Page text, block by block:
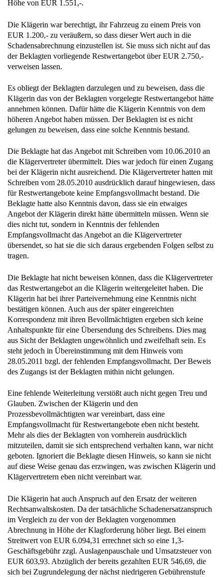
Höhe von EUR 1.551,-.
Die Klägerin war berechtigt, ihr Fahrzeug zu einem Preis von
EUR 1.200,- zu veräußern, so dass dieser Wert auch in die
Schadensabrechnung einzustellen ist. Sie muss sich nicht auf das
der Beklagten vorliegende Restwertangebot über EUR 2.750,-
verweisen lassen.
Es obliegt der Beklagten darzulegen und zu beweisen, dass die
Klägerin das von der Beklagten vorgelegte Restwertangebot hätte
annehmen können. Dafür hätte die Klägerin Kenntnis von dem
höheren Angebot haben müssen. Der Beklagten ist es nicht
gelungen zu beweisen, dass eine solche Kenntnis bestand.
Die Beklagte hat das Angebot mit Schreiben vom 10.06.2010 an
die Klägervertreter übermittelt. Dies war jedoch für einen Zugang
bei der Klägerin nicht ausreichend. Die Klägervertreter hatten mit
Schreiben vom 28.05.2010 ausdrücklich darauf hingewiesen, dass
für Restwertangebote keine Empfangsvollmacht bestand. Die
Beklagte hatte also Kenntnis davon, dass sie ein etwaiges
Angebot der Klägerin direkt hätte übermitteln müssen. Wenn sie
dies nicht tut, sondern in Kenntnis der fehlenden
Empfangsvollmacht das Angebot an die Klägervertreter
übersendet, so hat sie die sich daraus ergebenden Folgen selbst zu
tragen.
Die Beklagte hat nicht beweisen können, dass die Klägervertreter
das Restwertangebot an die Klägerin weitergeleitet haben. Die
Klägerin hat bei ihrer Parteivernehmung eine Kenntnis nicht
bestätigen können. Auch aus der später eingereichten
Korrespondenz mit ihren Bevollmächtigten ergeben sich keine
Anhaltspunkte für eine Übersendung des Schreibens. Dies mag
aus Sicht der Beklagten ungewöhnlich und zweifelhaft sein. Es
steht jedoch in Übereinstimmung mit dem Hinweis vom
28.05.2011 bzgl. der fehlenden Empfangsvollmacht. Der Beweis
des Zugangs ist der Beklagten mithin nicht gelungen.
Eine fehlende Weiterleitung verstößt auch nicht gegen Treu und
Glauben. Zwischen der Klägerin und den
Prozessbevollmächtigten war vereinbart, dass eine
Empfangsvollmacht für Restwertangebote eben nicht besteht.
Mehr als dies der Beklagten von vornherein ausdrücklich
mitzuteilen, damit sie sich entsprechend verhalten kann, war nicht
geboten. Ignoriert die Beklagte diesen Hinweis, so kann sie nicht
auf diese Weise genau das erzwingen, was zwischen Klägerin und
Klägervertretern eben nicht vereinbart war.
Die Klägerin hat auch Anspruch auf den Ersatz der weiteren
Rechtsanwaltskosten. Da der tatsächliche Schadenersatzanspruch
im Vergleich zu der von der Beklagten vorgenommen
Abrechnung in Höhe der Klagforderung höher liegt. Bei einem
Streitwert von EUR 6.094,31 errechnet sich so eine 1,3-
Geschäftsgebühr zzgl. Auslagenpauschale und Umsatzsteuer von
EUR 603,93. Abzüglich der bereits gezahlten EUR 546,69, die
sich bei Zugrundelegung der nächst niedrigeren Gebührenstufe